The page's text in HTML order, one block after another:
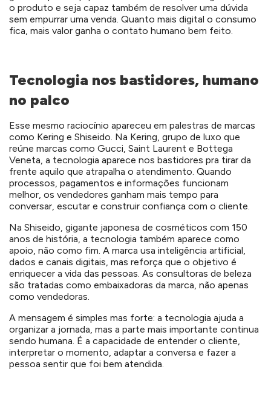
o produto e seja capaz também de resolver uma dúvida
sem empurrar uma venda. Quanto mais digital o consumo
fica, mais valor ganha o contato humano bem feito.
Tecnologia nos bastidores, humano
no palco
Esse mesmo raciocínio apareceu em palestras de marcas
como Kering e Shiseido. Na Kering, grupo de luxo que
reúne marcas como Gucci, Saint Laurent e Bottega
Veneta, a tecnologia aparece nos bastidores pra tirar da
frente aquilo que atrapalha o atendimento. Quando
processos, pagamentos e informações funcionam
melhor, os vendedores ganham mais tempo para
conversar, escutar e construir confiança com o cliente.
Na Shiseido, gigante japonesa de cosméticos com 150
anos de história, a tecnologia também aparece como
apoio, não como fim. A marca usa inteligência artificial,
dados e canais digitais, mas reforça que o objetivo é
enriquecer a vida das pessoas. As consultoras de beleza
são tratadas como embaixadoras da marca, não apenas
como vendedoras.
A mensagem é simples mas forte: a tecnologia ajuda a
organizar a jornada, mas a parte mais importante continua
sendo humana. É a capacidade de entender o cliente,
interpretar o momento, adaptar a conversa e fazer a
pessoa sentir que foi bem atendida.